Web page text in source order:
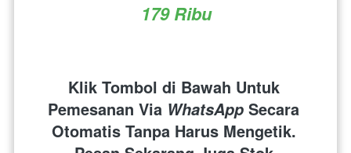
179 Ribu
Klik Tombol di Bawah Untuk
Pemesanan Via WhatsApp Secara
Otomatis Tanpa Harus Mengetik.